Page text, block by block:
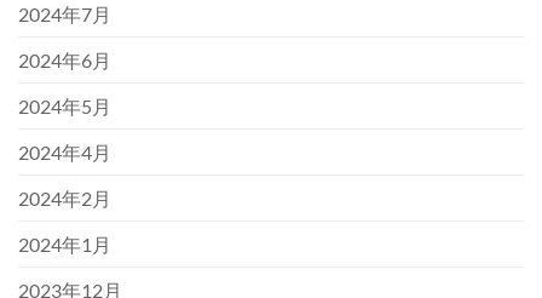
2024年7月
2024年6月
2024年5月
2024年4月
2024年2月
2024年1月
2023年12月